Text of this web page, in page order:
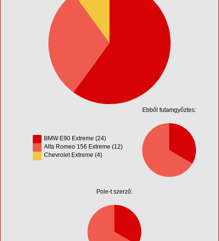
BMW E90 Extreme (24)
Alfa Romeo 156 Extreme (12)
Chevrolet Extreme (4)
Ebből futamgyőztes:
Pole-t szerző: